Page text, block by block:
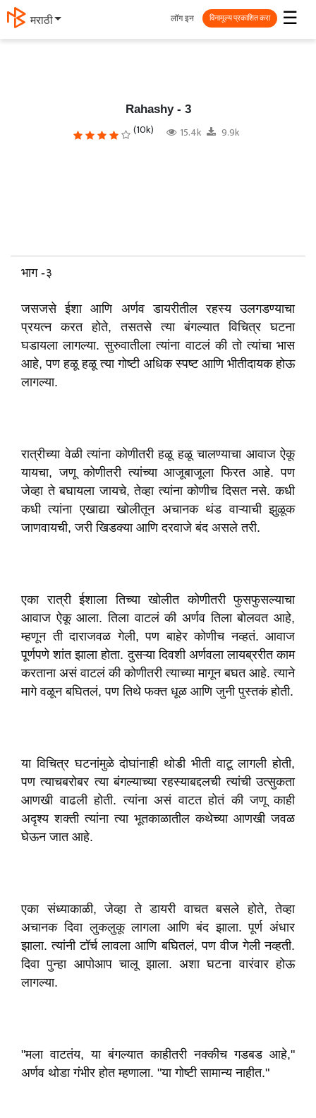
मराठी ☰
लॉग इन विनामूल्य प्रकाशित करा
Rahashy - 3
(10k) 15.4k 9.9k
भाग -३
जसजसे ईशा आणि अर्णव डायरीतील रहस्य उलगडण्याचा
प्रयत्न करत होते, तसतसे त्या बंगल्यात विचित्र घटना
घडायला लागल्या. सुरुवातीला त्यांना वाटलं की तो त्यांचा भास
आहे, पण हळू हळू त्या गोष्टी अधिक स्पष्ट आणि भीतीदायक होऊ
लागल्या.
रात्रीच्या वेळी त्यांना कोणीतरी हळू हळू चालण्याचा आवाज ऐकू
यायचा, जणू कोणीतरी त्यांच्या आजूबाजूला फिरत आहे. पण
जेव्हा ते बघायला जायचे, तेव्हा त्यांना कोणीच दिसत नसे. कधी
कधी त्यांना एखाद्या खोलीतून अचानक थंड वाऱ्याची झुळूक
जाणवायची, जरी खिडक्या आणि दरवाजे बंद असले तरी.
एका रात्री ईशाला तिच्या खोलीत कोणीतरी फुसफुसल्याचा
आवाज ऐकू आला. तिला वाटलं की अर्णव तिला बोलवत आहे,
म्हणून ती दाराजवळ गेली, पण बाहेर कोणीच नव्हतं. आवाज
पूर्णपणे शांत झाला होता. दुसऱ्या दिवशी अर्णवला लायब्ररीत काम
करताना असं वाटलं की कोणीतरी त्याच्या मागून बघत आहे. त्याने
मागे वळून बघितलं, पण तिथे फक्त धूळ आणि जुनी पुस्तकं होती.
या विचित्र घटनांमुळे दोघांनाही थोडी भीती वाटू लागली होती,
पण त्याचबरोबर त्या बंगल्याच्या रहस्याबद्दलची त्यांची उत्सुकता
आणखी वाढली होती. त्यांना असं वाटत होतं की जणू काही
अदृश्य शक्ती त्यांना त्या भूतकाळातील कथेच्या आणखी जवळ
घेऊन जात आहे.
एका संध्याकाळी, जेव्हा ते डायरी वाचत बसले होते, तेव्हा
अचानक दिवा लुकलुकू लागला आणि बंद झाला. पूर्ण अंधार
झाला. त्यांनी टॉर्च लावला आणि बघितलं, पण वीज गेली नव्हती.
दिवा पुन्हा आपोआप चालू झाला. अशा घटना वारंवार होऊ
लागल्या.
"मला वाटतंय, या बंगल्यात काहीतरी नक्कीच गडबड आहे,"
अर्णव थोडा गंभीर होत म्हणाला. "या गोष्टी सामान्य नाहीत."